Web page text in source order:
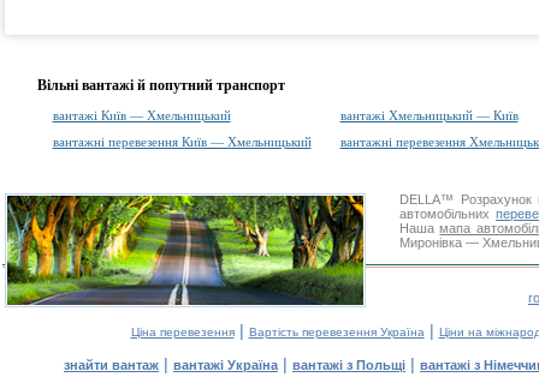
Вільні вантажі й попутний транспорт
вантажі Київ — Хмельницький
вантажі Хмельницький — Київ
вантажні перевезення Київ — Хмельницький
вантажні перевезення
DELLA™
Розрахунок
автомобільних
Нашамапа
Миронівка —
Ціна перевезення| Вартість перевезення Україна | Ціни на
знайти вантаж | вантажі Україна | вантажі з Польщі | вантажі з